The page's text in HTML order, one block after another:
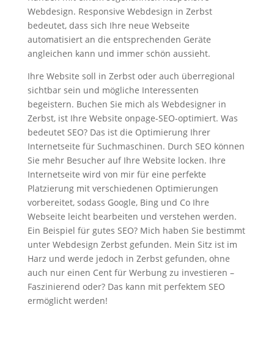
Webdesign. Responsive Webdesign in Zerbst
bedeutet, dass sich Ihre neue Webseite
automatisiert an die entsprechenden Geräte
angleichen kann und immer schön aussieht.
Ihre Website soll in Zerbst oder auch überregional
sichtbar sein und mögliche Interessenten
begeistern. Buchen Sie mich als Webdesigner in
Zerbst, ist Ihre Website onpage-SEO-optimiert. Was
bedeutet SEO? Das ist die Optimierung Ihrer
Internetseite für Suchmaschinen. Durch SEO können
Sie mehr Besucher auf Ihre Website locken. Ihre
Internetseite wird von mir für eine perfekte
Platzierung mit verschiedenen Optimierungen
vorbereitet, sodass Google, Bing und Co Ihre
Webseite leicht bearbeiten und verstehen werden.
Ein Beispiel für gutes SEO? Mich haben Sie bestimmt
unter Webdesign Zerbst gefunden. Mein Sitz ist im
Harz und werde jedoch in Zerbst gefunden, ohne
auch nur einen Cent für Werbung zu investieren –
Faszinierend oder? Das kann mit perfektem SEO
ermöglicht werden!